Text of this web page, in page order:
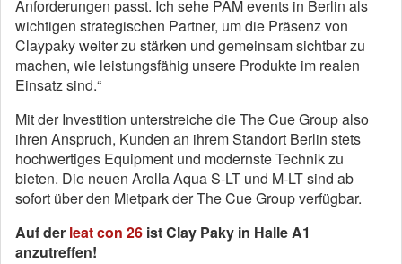
Anforderungen passt. Ich sehe PAM events in Berlin als
wichtigen strategischen Partner, um die Präsenz von
Claypaky weiter zu stärken und gemeinsam sichtbar zu
machen, wie leistungsfähig unsere Produkte im realen
Einsatz sind.“
Mit der Investition unterstreiche die The Cue Group also
ihren Anspruch, Kunden an ihrem Standort Berlin stets
hochwertiges Equipment und modernste Technik zu
bieten. Die neuen Arolla Aqua S-LT und M-LT sind ab
sofort über den Mietpark der The Cue Group verfügbar.
Auf der leat con 26 ist Clay Paky in Halle A1
anzutreffen!